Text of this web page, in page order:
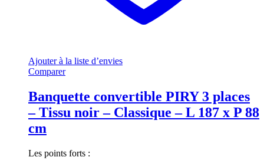
Ajouter à la liste d’envies
Comparer
Banquette convertible PIRY 3 places
– Tissu noir – Classique – L 187 x P 88
cm
Les points forts :